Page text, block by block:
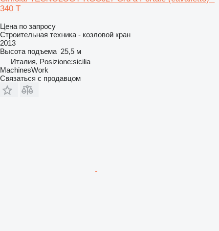
340 T
Цена по запросу
Строительная техника - козловой кран
2013
Высота подъема 25,5 м
Италия, Posizione:sicilia
MachinesWork
Связаться с продавцом